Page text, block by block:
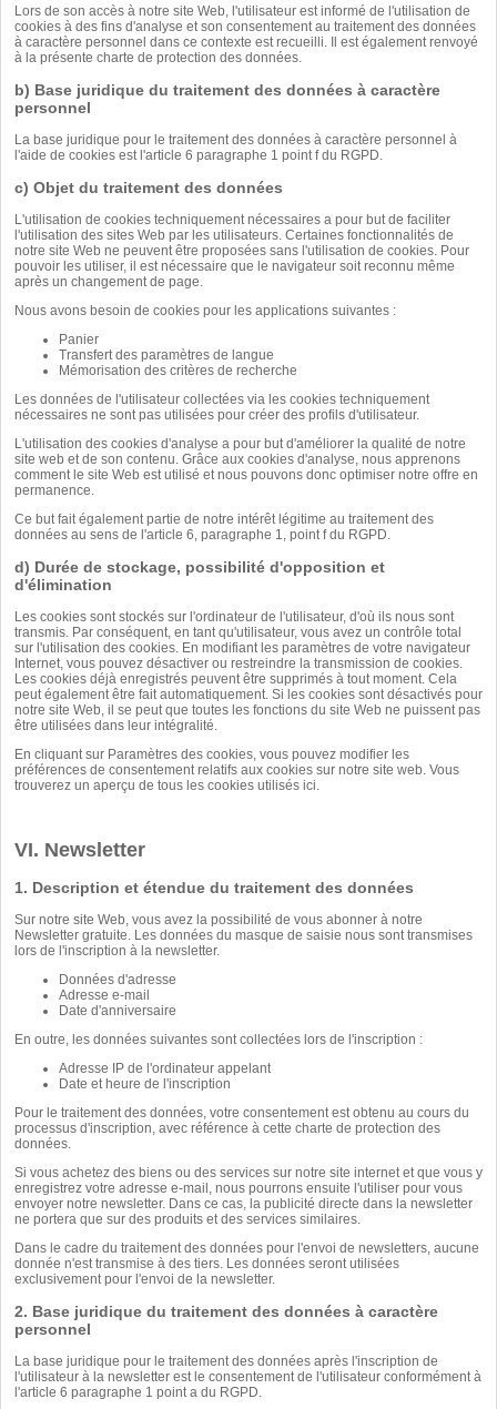
Lors de son accès à notre site Web, l'utilisateur est informé de l'utilisation de
cookies à des fins d'analyse et son consentement au traitement des données
à caractère personnel dans ce contexte est recueilli. Il est également renvoyé
à la présente charte de protection des données.
b) Base juridique du traitement des données à caractère
personnel
La base juridique pour le traitement des données à caractère personnel à
l'aide de cookies est l'article 6 paragraphe 1 point f du RGPD.
c) Objet du traitement des données
L'utilisation de cookies techniquement nécessaires a pour but de faciliter
l'utilisation des sites Web par les utilisateurs. Certaines fonctionnalités de
notre site Web ne peuvent être proposées sans l'utilisation de cookies. Pour
pouvoir les utiliser, il est nécessaire que le navigateur soit reconnu même
après un changement de page.
Nous avons besoin de cookies pour les applications suivantes :
Panier
Transfert des paramètres de langue
Mémorisation des critères de recherche
Les données de l'utilisateur collectées via les cookies techniquement
nécessaires ne sont pas utilisées pour créer des profils d'utilisateur.
L'utilisation des cookies d'analyse a pour but d'améliorer la qualité de notre
site web et de son contenu. Grâce aux cookies d'analyse, nous apprenons
comment le site Web est utilisé et nous pouvons donc optimiser notre offre en
permanence.
Ce but fait également partie de notre intérêt légitime au traitement des
données au sens de l'article 6, paragraphe 1, point f du RGPD.
d) Durée de stockage, possibilité d'opposition et
d'élimination
Les cookies sont stockés sur l'ordinateur de l'utilisateur, d'où ils nous sont
transmis. Par conséquent, en tant qu'utilisateur, vous avez un contrôle total
sur l'utilisation des cookies. En modifiant les paramètres de votre navigateur
Internet, vous pouvez désactiver ou restreindre la transmission de cookies.
Les cookies déjà enregistrés peuvent être supprimés à tout moment. Cela
peut également être fait automatiquement. Si les cookies sont désactivés pour
notre site Web, il se peut que toutes les fonctions du site Web ne puissent pas
être utilisées dans leur intégralité.
En cliquant sur Paramètres des cookies, vous pouvez modifier les
préférences de consentement relatifs aux cookies sur notre site web. Vous
trouverez un aperçu de tous les cookies utilisés ici.
VI. Newsletter
1. Description et étendue du traitement des données
Sur notre site Web, vous avez la possibilité de vous abonner à notre
Newsletter gratuite. Les données du masque de saisie nous sont transmises
lors de l'inscription à la newsletter.
Données d'adresse
Adresse e-mail
Date d'anniversaire
En outre, les données suivantes sont collectées lors de l'inscription :
Adresse IP de l'ordinateur appelant
Date et heure de l'inscription
Pour le traitement des données, votre consentement est obtenu au cours du
processus d'inscription, avec référence à cette charte de protection des
données.
Si vous achetez des biens ou des services sur notre site internet et que vous y
enregistrez votre adresse e-mail, nous pourrons ensuite l'utiliser pour vous
envoyer notre newsletter. Dans ce cas, la publicité directe dans la newsletter
ne portera que sur des produits et des services similaires.
Dans le cadre du traitement des données pour l'envoi de newsletters, aucune
donnée n'est transmise à des tiers. Les données seront utilisées
exclusivement pour l'envoi de la newsletter.
2. Base juridique du traitement des données à caractère
personnel
La base juridique pour le traitement des données après l'inscription de
l'utilisateur à la newsletter est le consentement de l'utilisateur conformément à
l'article 6 paragraphe 1 point a du RGPD.